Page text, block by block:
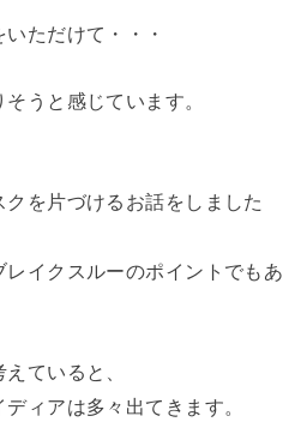
ただけて・・・
うと感じています。
を片づけるお話をしました
レイクスルーのポイントでもあ
ていると、
ィアは多々出てきます。